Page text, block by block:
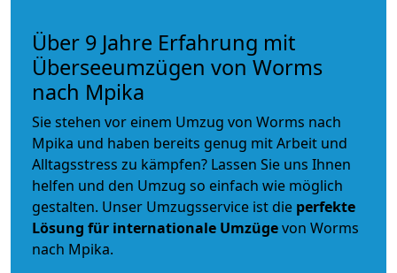
Über 9 Jahre Erfahrung mit
Überseeumzügen von Worms
nach Mpika
Sie stehen vor einem Umzug von Worms nach
Mpika und haben bereits genug mit Arbeit und
Alltagsstress zu kämpfen? Lassen Sie uns Ihnen
helfen und den Umzug so einfach wie möglich
gestalten. Unser Umzugsservice ist die perfekte
Lösung für internationale Umzügevon Worms
nach Mpika.